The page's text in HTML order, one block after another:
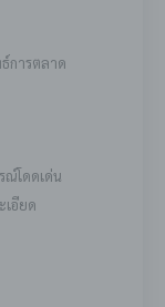
การตลาด
ณ์โดดเด่น
เอียด